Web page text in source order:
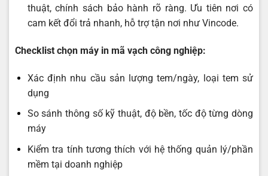
thuật, chính sách bảo hành rõ ràng. Ưu tiên nơi có
cam kết đổi trả nhanh, hỗ trợ tận nơi như Vincode.
Checklist chọn máy in mã vạch công nghiệp:
Xác định nhu cầu sản lượng tem/ngày, loại tem sử
dụng
So sánh thông số kỹ thuật, độ bền, tốc độ từng dòng
máy
Kiểm tra tính tương thích với hệ thống quản lý/phần
mềm tại doanh nghiệp